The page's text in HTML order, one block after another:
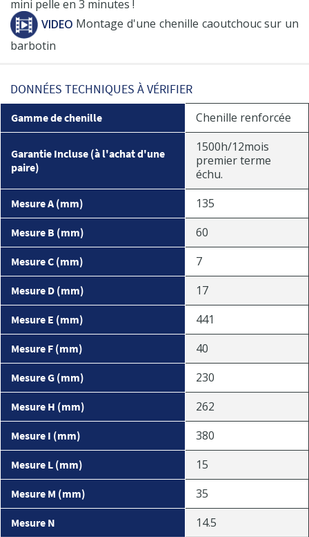
mini pelle en 3 minutes !
VIDEO Montage d'une chenille caoutchouc sur un
barbotin
DONNÉES TECHNIQUES À VÉRIFIER
Gamme de chenille Chenille renforcée
Garantie Incluse (à l'achat d'une
paire)
1500h/12mois
premier terme
échu.
Mesure A (mm) 135
Mesure B (mm) 60
Mesure C (mm) 7
Mesure D (mm) 17
Mesure E (mm) 441
Mesure F (mm) 40
Mesure G (mm) 230
Mesure H (mm) 262
Mesure I (mm) 380
Mesure L (mm) 15
Mesure M (mm) 35
Mesure N 14.5